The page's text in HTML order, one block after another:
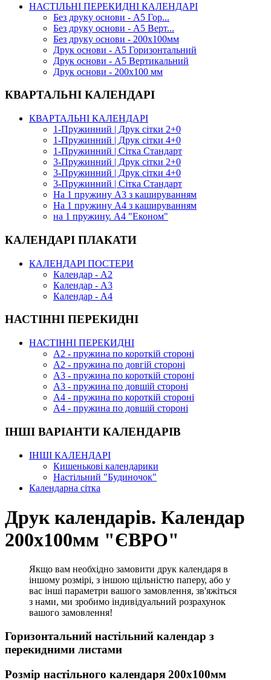
НАСТІЛЬНІ ПЕРЕКИДНІ КАЛЕНДАРІ
Без друку основи - А5 Гор...
Без друку основи - А5 Верт...
Без друку основи - 200х100мм
Друк основи - А5 Горизонтальний
Друк основи - А5 Вертикальний
Друк основи - 200х100 мм
КВАРТАЛЬНІ КАЛЕНДАРІ
КВАРТАЛЬНІ КАЛЕНДАРІ
1-Пружинний | Друк сітки 2+0
1-Пружинний | Друк сітки 4+0
1-Пружинний | Сітка Стандарт
3-Пружинний | Друк сітки 2+0
3-Пружинний | Друк сітки 4+0
3-Пружинний | Сітка Стандарт
На 1 пружину А3 з кашируванням
На 1 пружину А4 з кашируванням
на 1 пружину. А4 "Економ"
КАЛЕНДАРІ ПЛАКАТИ
КАЛЕНДАРІ ПОСТЕРИ
Календар - А2
Календар - А3
Календар - А4
НАСТІННІ ПЕРЕКИДНІ
НАСТІННІ ПЕРЕКИДНІ
А2 - пружина по короткій стороні
А2 - пружина по довгій стороні
А3 - пружина по короткій стороні
А3 - пружина по довшій стороні
А4 - пружина по короткій стороні
А4 - пружина по довшій стороні
ІНШІ ВАРІАНТИ КАЛЕНДАРІВ
ІНШІ КАЛЕНДАРІ
Кишенькові календарики
Настільний "Будиночок"
Календарна сітка
Друк календарів. Календар
200х100мм "ЄВРО"
Якщо вам необхідно замовити друк календаря в
іншому розмірі, з іншою щільністю паперу, або у
вас інші параметри вашого замовлення, зв'яжіться
з нами, ми зробимо індивідуальний розрахунок
вашого замовлення!
Горизонтальний настільний календар з
перекидними листами
Розмір настільного календаря 200х100мм